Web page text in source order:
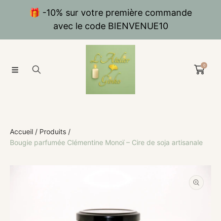
IGNORER ET PASSER AU CONTENU
🎁 -10% sur votre première commande
avec le code BIENVENUE10
0
Accueil
Produits
Bougie parfumée Clémentine Monoï – Cire de soja artisanale
PASSER AUX INFORMATIONS PRODUITS